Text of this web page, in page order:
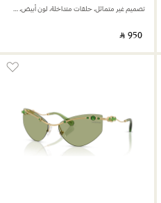
تصميم غير متماثل، حلقات متداخلة، لون أبيض، طلاء روديوم
‎ ⃁ ⁦950⁩ ‎